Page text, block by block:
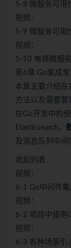
5-8 微服务可用
视频：
5-9 微服务可用
视频：
5-10 电商微服
第6章 Go集成
本章主要介绍在
方法以及需要
在Go开发中的
Elasticsearch，
及消息队列中
收起列表
视频：
6-1 Go中间件
视频：
6-2 项目中使用
视频：
6-3 各种场景引